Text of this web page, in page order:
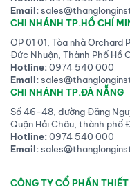
Email:
CHI NHÁNH TP.HỒ CHÍ
OP 01 01, Tòa nhà Orchard
Đức Nhuận, Thành Phố Hồ
Hotline:0974 540 000
Email:
CHI NHÁNH TP.ĐÀ NẴNG
Số 46-48, đường Đặng
Quận Hải Châu, thành phố
Hotline:0974 540 000
Email:
CÔNG TY CỔ PHẦN